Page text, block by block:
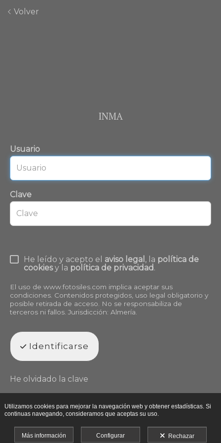
Volver
INMA
Usuario
Clave
He leído y acepto el aviso legal , la política de
cookiesy la política de privacidad.
El uso de www.fotosiles.com implica aceptar sus
condiciones. Contenidos protegidos, uso legal obligatorio y
posible retirada de acceso. No se responsabiliza de
terceros ni fallos. Jurisdicción: Almería.
Identificarse
He olvidado la clave
Utilizamos cookies para mejorar la navegación web y obtener estadísticas. Si
continuas navegando, consideramos que aceptas su uso.
Más información Configurar Rechazar